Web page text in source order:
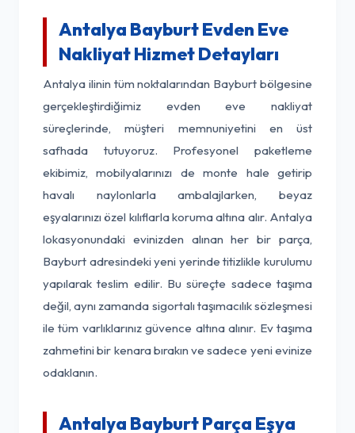
Antalya Bayburt Evden Eve
Nakliyat Hizmet Detayları
Antalya ilinin tüm noktalarından Bayburt bölgesine
gerçekleştirdiğimiz evden eve nakliyat
süreçlerinde, müşteri memnuniyetini en üst
safhada tutuyoruz. Profesyonel paketleme
ekibimiz, mobilyalarınızı de monte hale getirip
havalı naylonlarla ambalajlarken, beyaz
eşyalarınızı özel kılıflarla koruma altına alır. Antalya
lokasyonundaki evinizden alınan her bir parça,
Bayburt adresindeki yeni yerinde titizlikle kurulumu
yapılarak teslim edilir. Bu süreçte sadece taşıma
değil, aynı zamanda sigortalı taşımacılık sözleşmesi
ile tüm varlıklarınız güvence altına alınır. Ev taşıma
zahmetini bir kenara bırakın ve sadece yeni evinize
odaklanın.
Antalya Bayburt Parça Eşya